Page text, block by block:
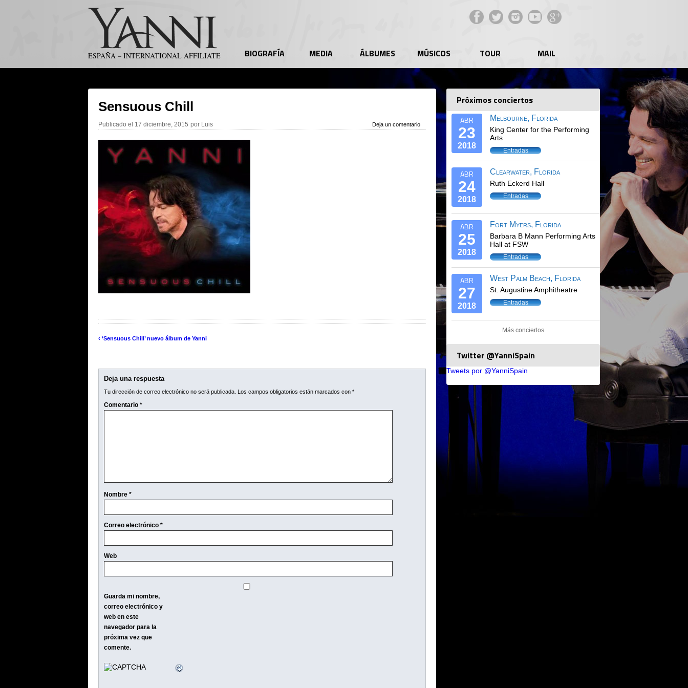
ESPAÑA – INTERNATIONAL AFFILIATE BIOGRAFÍA MEDIA ÁLBUMES MÚSICOS TOUR MAIL
Sensuous Chill
Publicado el 17 diciembre, 2015 por Luis Deja un comentario
‹ ‘Sensuous Chill’ nuevo álbum de Yanni
Deja una respuesta
Tu dirección de correo electrónico no será publicada. Los campos obligatorios están marcados con *
Comentario *
Nombre *
Correo electrónico *
Web
Guarda mi nombre,
correo electrónico y
web en este
navegador para la
próxima vez que
comente.
Próximos conciertos
ABR
23
2018
Melbourne, Florida
King Center for the Performing
Arts
Entradas
ABR
24
2018
Clearwater, Florida
Ruth Eckerd Hall
Entradas
ABR
25
2018
Fort Myers, Florida
Barbara B Mann Performing Arts
Hall at FSW
Entradas
ABR
27
2018
West Palm Beach, Florida
St. Augustine Amphitheatre
Entradas
Más conciertos
Twitter @YanniSpain
Tweets por @YanniSpain